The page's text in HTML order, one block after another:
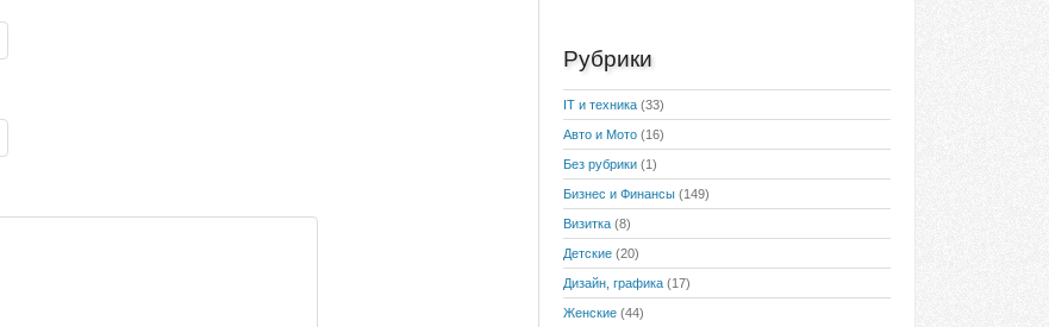
Рубрики
IT и техника (33)
Авто и Мото (16)
Без рубрики (1)
Бизнес и Финансы (149)
Визитка (8)
Детские (20)
Дизайн, графика (17)
Женские (44)